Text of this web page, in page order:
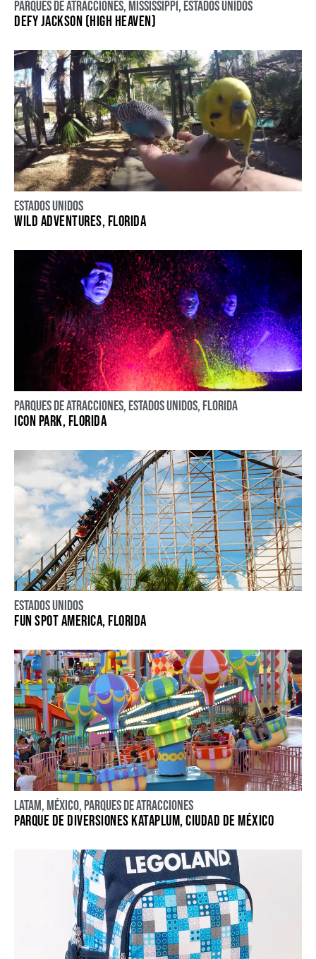
Parques de atracciones,Mississippi,Estados Unidos
DEFY JACKSON (HIGH HEAVEN)
Estados Unidos
WILD ADVENTURES, FLORIDA
Parques de atracciones,Estados Unidos,Florida
ICON PARK, FLORIDA
Estados Unidos
FUN SPOT AMERICA, FLORIDA
LATAM,México,Parques de atracciones
PARQUE DE DIVERSIONES KATAPLUM, CIUDAD DE MÉXICO